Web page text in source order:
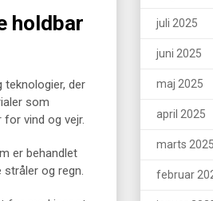
holdbar
der
som
vind og vejr.
er behandlet
og regn.
juli 2025
juni 2025
maj 2025
april 2025
marts 2025
februar